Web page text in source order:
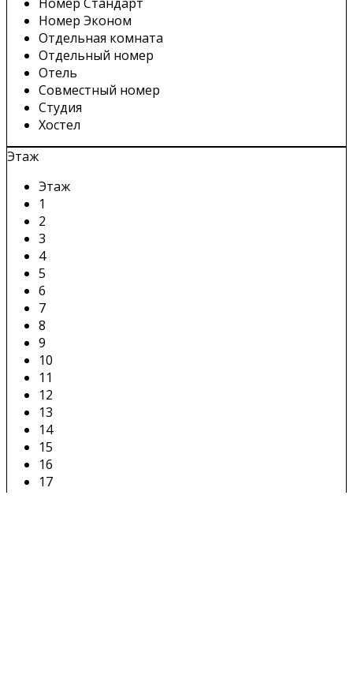
Номер Эконом
Отдельная комната
Отдельный номер
Отель
Совместный номер
Студия
Хостел
Этаж
Этаж
1
2
3
4
5
6
7
8
9
10
11
12
13
14
15
16
17